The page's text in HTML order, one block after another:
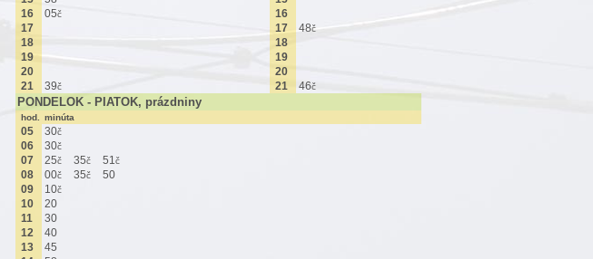
16
05č
17
18
19
20
21
39č
16
17
48č
18
19
20
21
46č
PONDELOK - PIATOK, prázdniny
hod. minúta
05 30č
06 30č
07 25č 35č 51č
08 00č 35č
50
09
10č
10
20
11
30
12
40
13
45